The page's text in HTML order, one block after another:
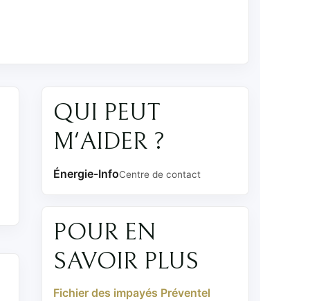
QUI PEUT
M'AIDER ?
Énergie-InfoCentre de contact
POUR EN
SAVOIR PLUS
Fichier des impayés Préventel